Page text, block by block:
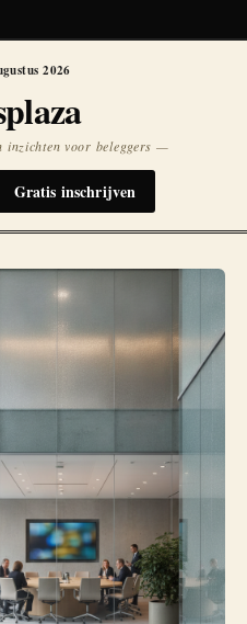
2026
inzichten voor beleggers —
Gratis inschrijven